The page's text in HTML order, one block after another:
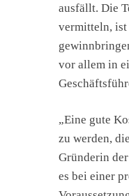
ausfällt. Die
vermitteln, ist
vor allem in
„Eine gute
zu werden,
Gründerin
es bei einer